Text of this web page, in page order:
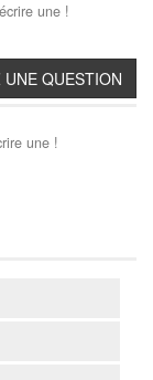
une !
une !